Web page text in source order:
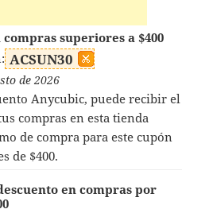
compras superiores a $400
ACSUN30
de 2026
Anycubic, puede recibir el
compras en esta tienda
de compra para este cupón
de $400.
en compras por